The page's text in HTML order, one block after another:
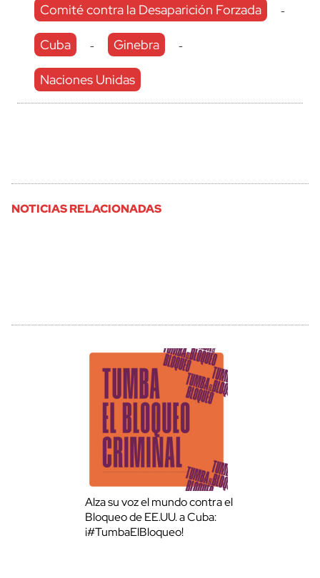
Comité contra la Desaparición Forzada -
Cuba - Ginebra -
Naciones Unidas
NOTICIAS RELACIONADAS
Alza su voz el mundo contra el
Bloqueo de EE.UU. a Cuba:
¡#TumbaElBloqueo!